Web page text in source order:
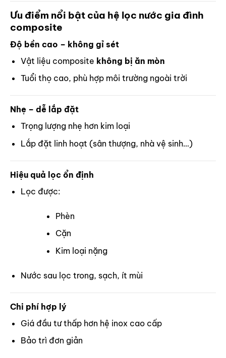
Ưu điểm nổi bật của hệ lọc nước gia đình
composite
Độ bền cao – không gỉ sét
Vật liệu composite không bị ăn mòn
Tuổi thọ cao, phù hợp môi trường ngoài trời
Nhẹ – dễ lắp đặt
Trọng lượng nhẹ hơn kim loại
Lắp đặt linh hoạt (sân thượng, nhà vệ sinh…)
Hiệu quả lọc ổn định
Lọc được:
Phèn
Cặn
Kim loại nặng
Nước sau lọc trong, sạch, ít mùi
Chi phí hợp lý
Giá đầu tư thấp hơn hệ inox cao cấp
Bảo trì đơn giản